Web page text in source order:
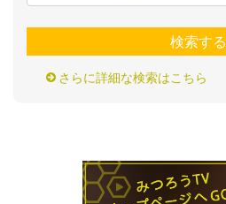
検索する
さらに詳細な検索はこちら